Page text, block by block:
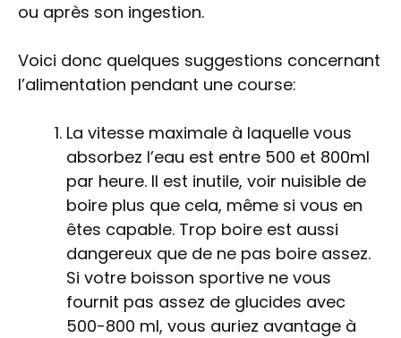
ou après son ingestion.
Voici donc quelques suggestions concernant
l’alimentation pendant une course:
La vitesse maximale à laquelle vous
absorbez l’eau est entre 500 et 800ml
par heure. Il est inutile, voir nuisible de
boire plus que cela, même si vous en
êtes capable. Trop boire est aussi
dangereux que de ne pas boire assez.
Si votre boisson sportive ne vous
fournit pas assez de glucides avec
500-800 ml, vous auriez avantage à